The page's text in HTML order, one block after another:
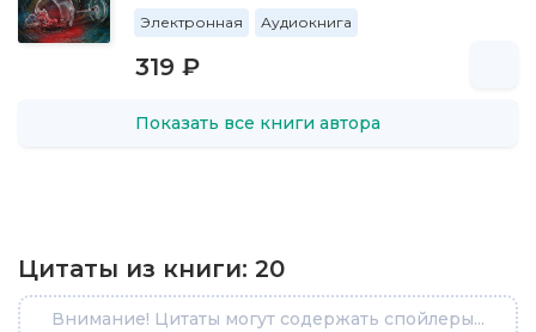
Электронная Аудиокнига
319 ₽
Показать все книги автора
Цитаты из книги: 20
Внимание! Цитаты могут содержать спойлеры...